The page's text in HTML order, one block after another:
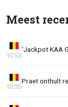
Meest
‘Jackpot KAA
10:53
Praet onthult
10:35